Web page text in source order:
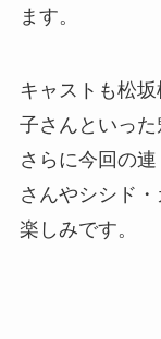
ます。
キャストも松
子さんといった
さらに今回の
さんやシシド
楽しみです。